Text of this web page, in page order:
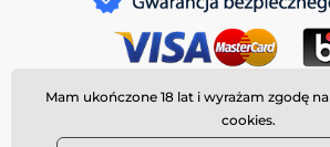
Mam ukończone 18 lat i wyrażam zgodę na
cookies.